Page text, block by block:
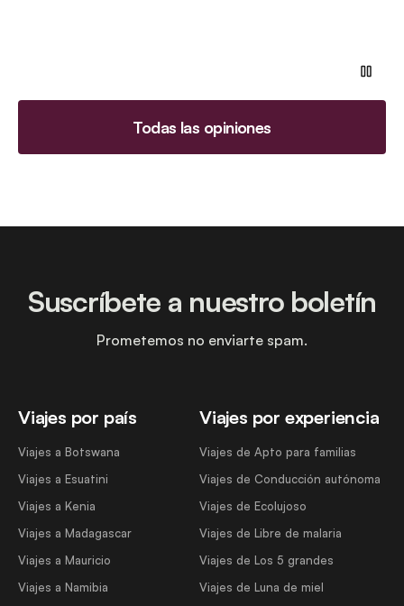
Todas las opiniones
Viajes por país
Viajes a Botswana
Viajes a Esuatini
Viajes a Kenia
Viajes a Madagascar
Viajes a Mauricio
Viajes a Namibia
Viajes por experiencia
Viajes de Apto para familias
Viajes de Conducción autónoma
Viajes de Ecolujoso
Viajes de Libre de malaria
Viajes de Los 5 grandes
Viajes de Luna de miel
Suscríbete a nuestro boletín
Prometemos no enviarte spam.